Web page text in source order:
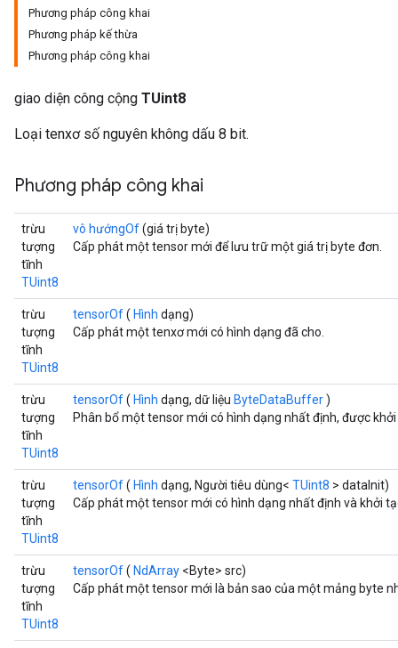
Phương pháp công khai
Phương pháp kế thừa
Phương pháp công khai
giao diện công cộng TUint8
Loại tenxơ số nguyên không dấu 8 bit.
Phương pháp công khai
trừu
tượng
tĩnh
TUint8
vô hướngOf(giá trị byte)
Cấp phát một tensor mới để lưu trữ một giá trị byte đơn.
trừu
tượng
tĩnh
TUint8
tensorOf( Hình dạng)
Cấp phát một tenxơ mới có hình dạng đã cho.
trừu
tượng
tĩnh
TUint8
tensorOf( Hình dạng, dữ liệu ByteDataBuffer)
Phân bổ một tensor mới có hình dạng nhất định, được
trừu
tượng
tĩnh
TUint8
tensorOf( Hình dạng, Người tiêu dùng< TUint8 > dataInit)
Cấp phát một tensor mới có hình dạng nhất định và khởi
trừu
tượng
tĩnh
TUint8
tensorOf( NdArray <Byte> src)
Cấp phát một tensor mới là bản sao của một mảng byte